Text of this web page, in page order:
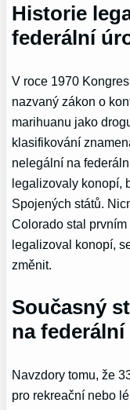
Historie
federální
V roce 1970
nazvaný zákon o
marihuanu jako
klasifikování
nelegální na
legalizovaly konopí,
Spojených států.
Colorado stal
legalizoval konopí,
změnit.
Současný
na
Navzdory tomu, že
pro rekreační nebo